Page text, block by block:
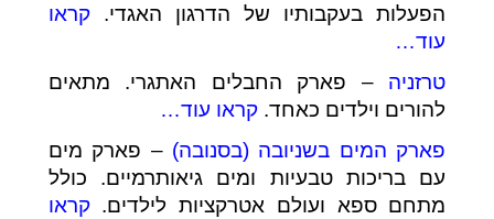
הפעלות בעקבותיו של הדרגון האגדי.קראו
עוד…
טרזניה – פארק החבלים האתגרי. מתאים
להורים וילדים כאחד. קראו עוד…
פארק המים בשניובה (בסנובה) – פארק מים
עם בריכות טבעיות ומים גיאותרמיים. כולל
מתחם ספא ועולם אטרקציות לילדים.קראו